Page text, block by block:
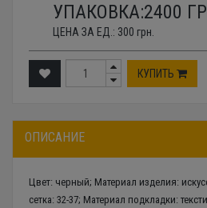
УПАКОВКА:2400
ЦЕНА ЗА ЕД.: 300 грн.
КУПИТЬ
ОПИСАНИЕ
Цвет: черный; Материал изделия:
сетка: 32-37; Материал подкладки: